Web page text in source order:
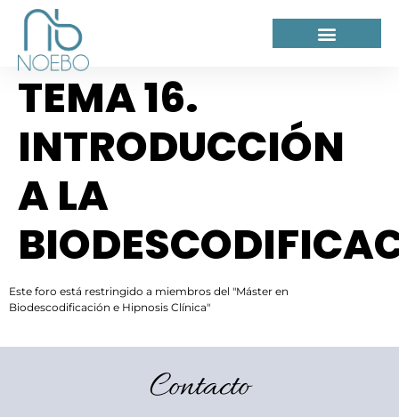
TEMA 16.
INTRODUCCIÓN
A LA
Este foro está restringido a miembros del "Máster en
Biodescodificación e Hipnosis Clínica"
Contacto